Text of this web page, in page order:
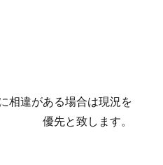
相違がある場合は現況を
優先と致します。